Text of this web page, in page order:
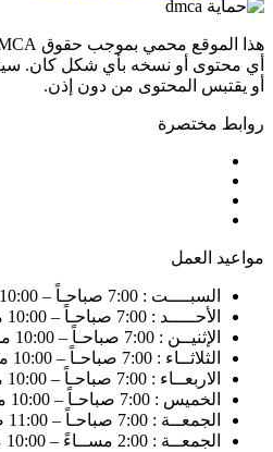
أي محتوى أو نسخه بأي شكل كان.
أو يقتبس المحتوى من دون إذن.
روابط مختصرة
مواعيد العمل
السبــــت : 7:00 صباحـاً – 10:00 مسـاءً
الأحـــــد : 7:00 صباحـاً – 10:00 مسـاءً
الإثنيــن : 7:00 صباحـاً – 10:00 مساءً
الثلاثــاء : 7:00 صباحـاً – 10:00 مسـاءً
الاربعــاء : 7:00 صباحـاً – 10:00 مسـاءً
الخميس : 7:00 صباحـاً – 10:00 مسـاءً
الجمعــة : 7:00 صباحـاً – 11:00 صباحاً
الجمعــة : 2:00 مســاءً – 10:00 مسـاءً